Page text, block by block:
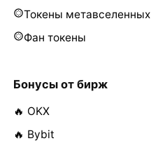
Токены метавселенных
Фан токены
Бонусы от бирж
🔥 OKX
🔥 Bybit